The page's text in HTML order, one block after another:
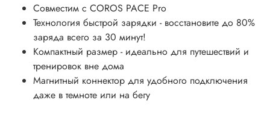
Совместим с COROS PACE Pro
Технология быстрой зарядки - восстановите до 80%
заряда всего за 30 минут!
Компактный размер - идеально для путешествий и
тренировок вне дома
Магнитный коннектор для удобного подключения
даже в темноте или на бегу